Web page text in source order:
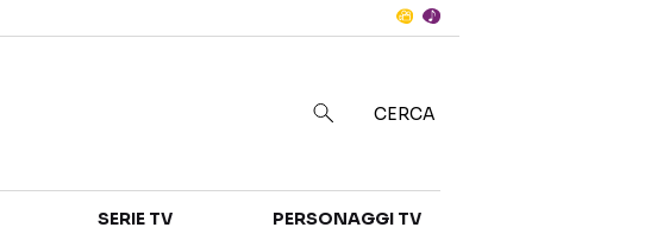
CERCA
SERIE TV PERSONAGGI TV